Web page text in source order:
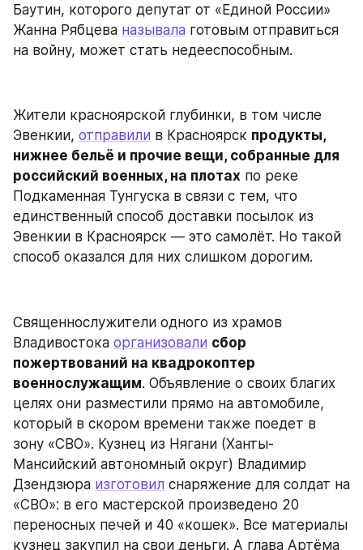
Баутин, которого депутат от «Единой России»
Жанна Рябцева называла готовым отправиться
на войну, может стать недееспособным.
Жители красноярской глубинки, в том числе
Эвенкии, отправили в Красноярск продукты,
нижнее бельё и прочие вещи, собранные для
российский военных, на плотах по реке
Подкаменная Тунгуска в связи с тем, что
единственный способ доставки посылок из
Эвенкии в Красноярск — это самолёт. Но такой
способ оказался для них слишком дорогим.
Священнослужители одного из храмов
Владивостока организовали сбор
пожертвований на квадрокоптер
военнослужащим. Объявление о своих благих
целях они разместили прямо на автомобиле,
который в скором времени также поедет в
зону «СВО». Кузнец из Нягани (Ханты-
Мансийский автономный округ) Владимир
Дзендзюра изготовил снаряжение для солдат на
«СВО»: в его мастерской произведено 20
переносных печей и 40 «кошек». Все материалы
кузнец закупил на свои деньги. А глава Артёма